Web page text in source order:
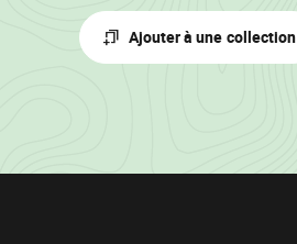
La circulation des
sur les
du Code de l'Eau, Art.
Ajouter à une collection
Informations